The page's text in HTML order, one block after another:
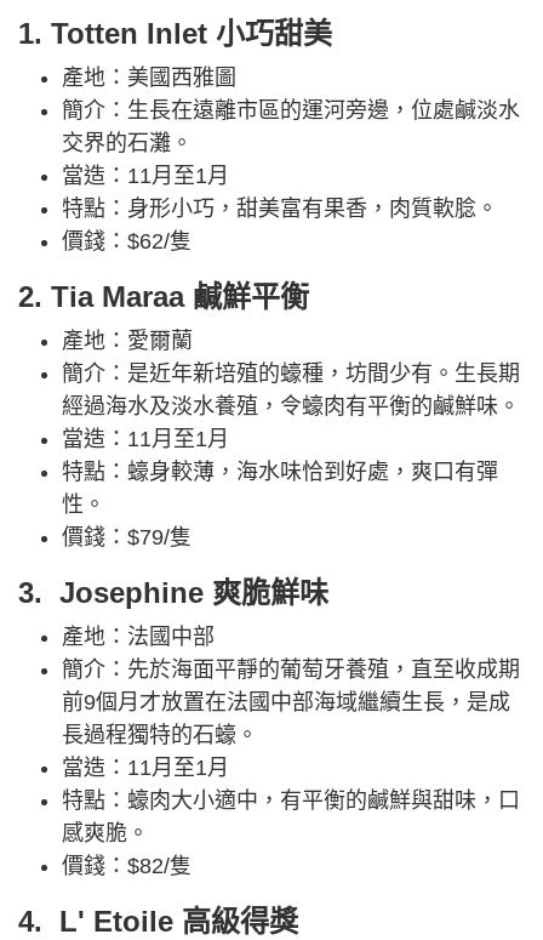
1. Totten Inlet 小巧甜美
產地：美國西雅圖
簡介：生長在遠離市區的運河旁邊，位處鹹淡水
交界的石灘。
當造：11月至1月
特點：身形小巧，甜美富有果香，肉質軟腍。
價錢：$62/隻
2. Tia Maraa 鹹鮮平衡
產地：愛爾蘭
簡介：是近年新培殖的蠔種，坊間少有。生長期
經過海水及淡水養殖，令蠔肉有平衡的鹹鮮味。
當造：11月至1月
特點：蠔身較薄，海水味恰到好處，爽口有彈
性。
價錢：$79/隻
3. Josephine 爽脆鮮味
產地：法國中部
簡介：先於海面平靜的葡萄牙養殖，直至收成期
前9個月才放置在法國中部海域繼續生長，是成
長過程獨特的石蠔。
當造：11月至1月
特點：蠔肉大小適中，有平衡的鹹鮮與甜味，口
感爽脆。
價錢：$82/隻
4. L' Etoile 高級得獎